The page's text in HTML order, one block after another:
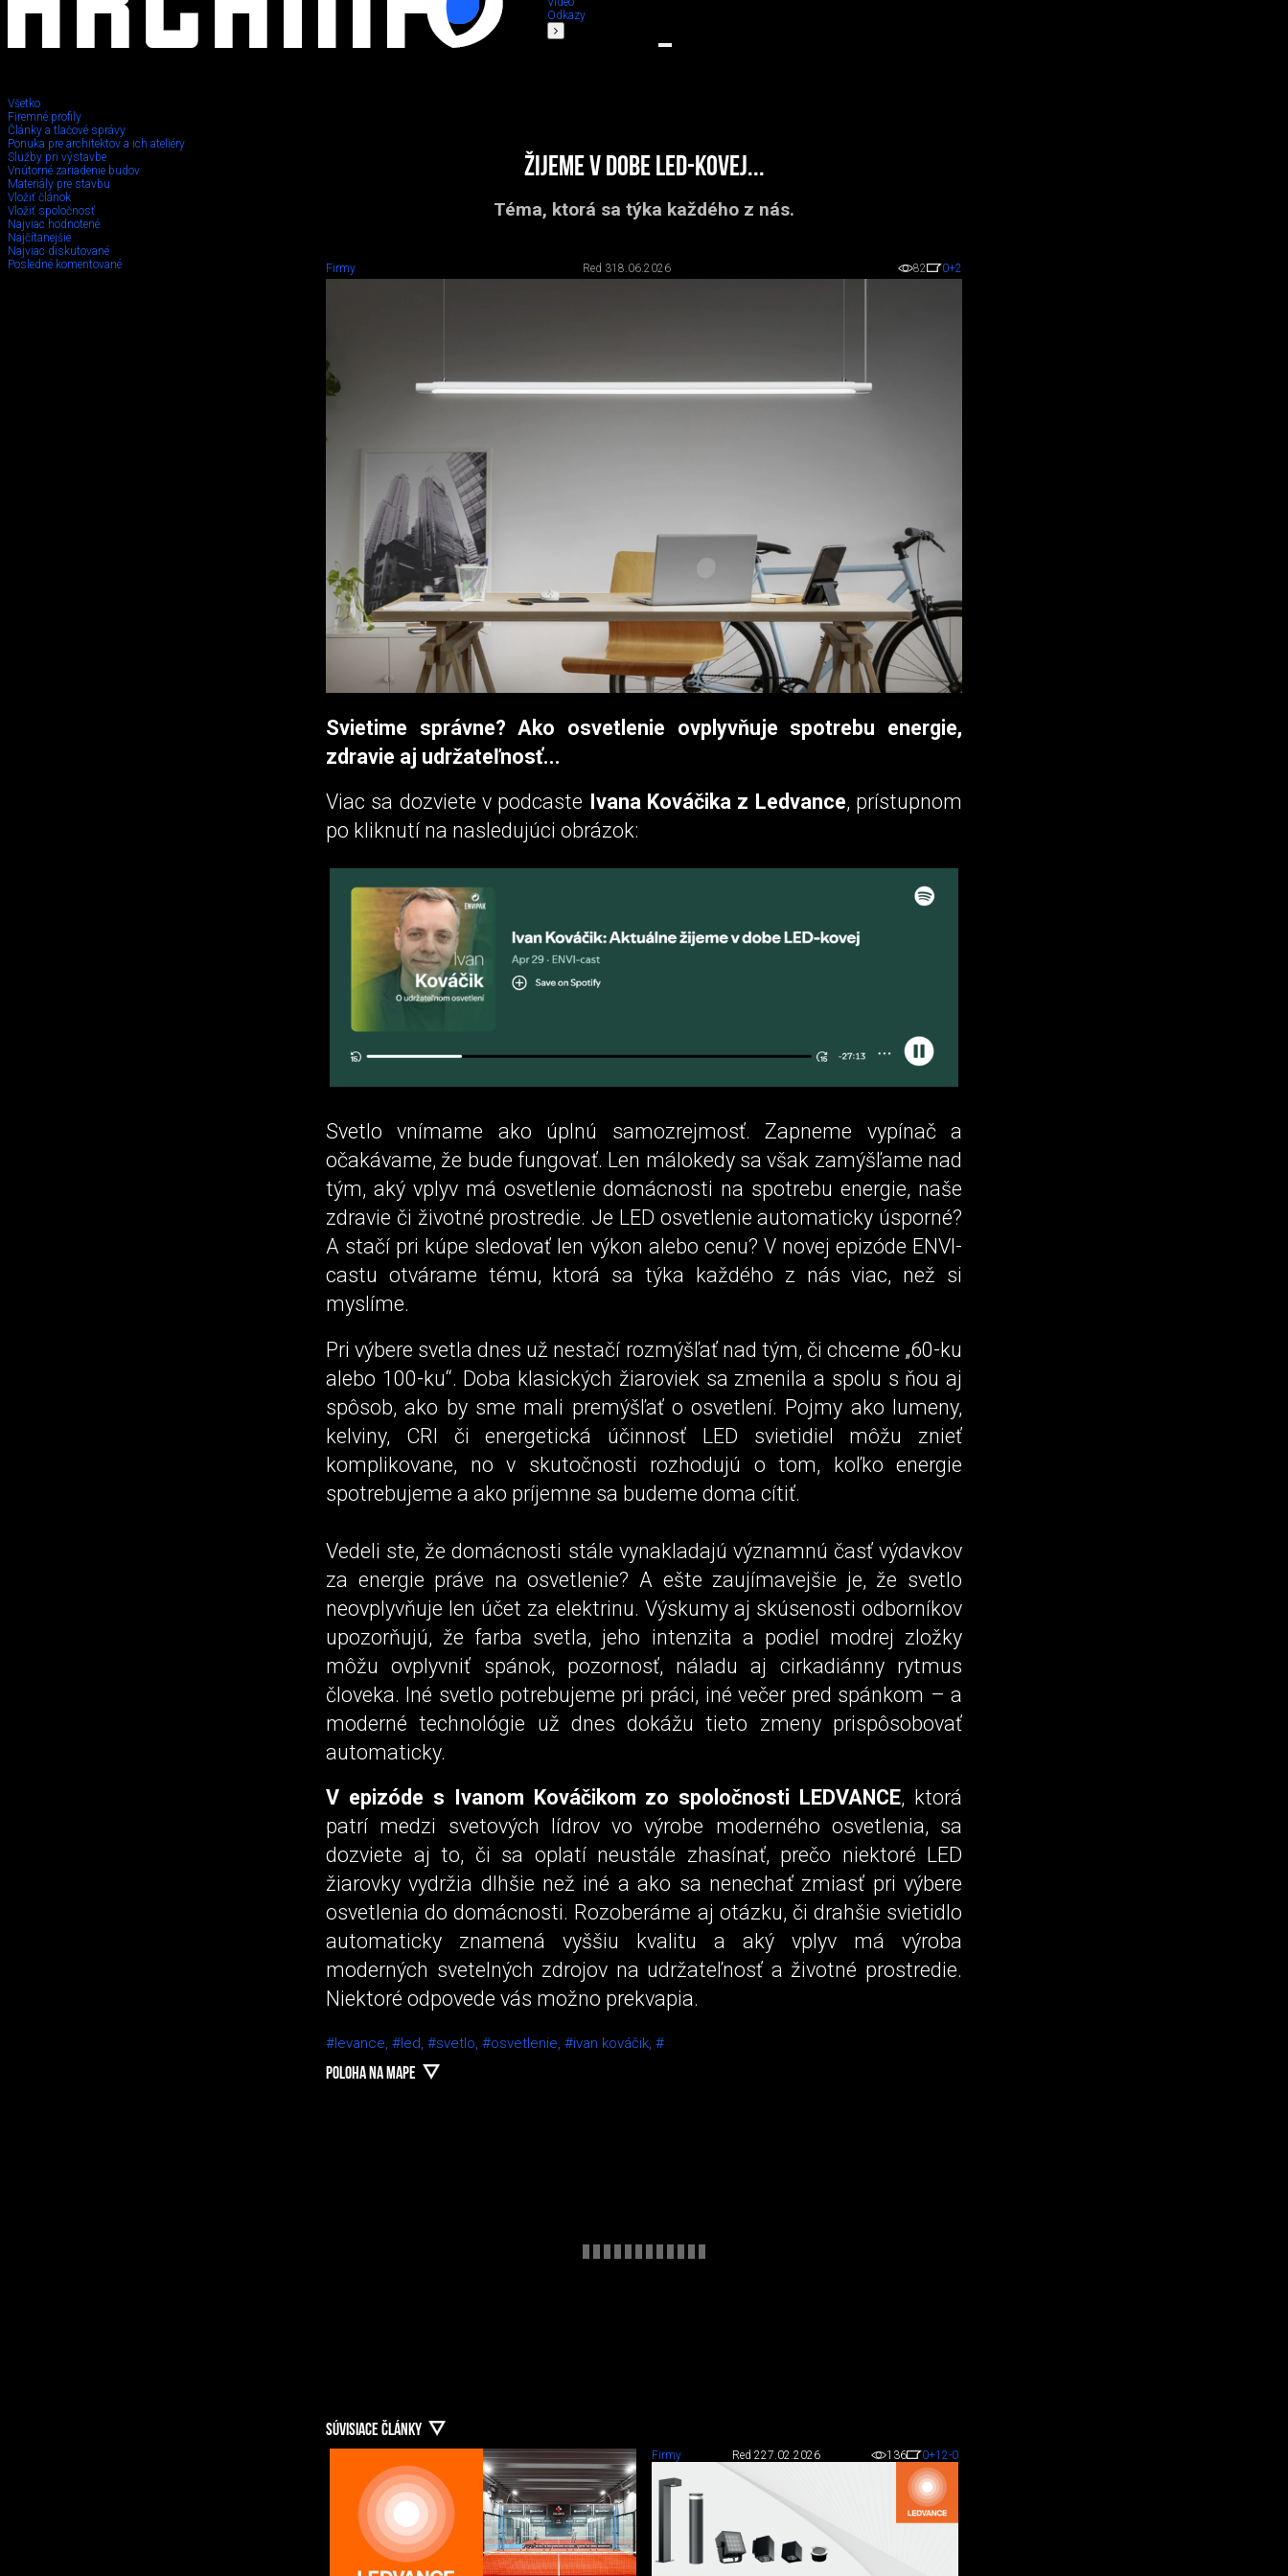
Odkazy
Všetko
Firemné profily
Články a tlačové správy
Ponuka pre architektov a ich ateliéry
Služby pri výstavbe
Vnútorné zariadenie budov
Materiály pre stavbu
Vložiť článok
Vložiť spoločnosť
Najviac hodnotené
Najčítanejšie
Najviac diskutované
Posledné komentované
Žijeme v dobe LED-kovej...
Téma, ktorá sa týka každého z nás.
Firmy Red 318.06.2026 82 0+2
Svietime správne? Ako osvetlenie ovplyvňuje spotrebu energie,
zdravie aj udržateľnosť...
Viac sa dozviete v podcaste Ivana Kováčika z Ledvance, prístupnom
po kliknutí na nasledujúci obrázok:
Svetlo vnímame ako úplnú samozrejmosť. Zapneme vypínač a
očakávame, že bude fungovať. Len málokedy sa však zamýšľame nad
tým, aký vplyv má osvetlenie domácnosti na spotrebu energie, naše
zdravie či životné prostredie. Je LED osvetlenie automaticky úsporné?
A stačí pri kúpe sledovať len výkon alebo cenu? V novej epizóde ENVI-
castu otvárame tému, ktorá sa týka každého z nás viac, než si
myslíme.
Pri výbere svetla dnes už nestačí rozmýšľať nad tým, či chceme „60-ku
alebo 100-ku“. Doba klasických žiaroviek sa zmenila a spolu s ňou aj
spôsob, ako by sme mali premýšľať o osvetlení. Pojmy ako lumeny,
kelviny, CRI či energetická účinnosť LED svietidiel môžu znieť
komplikovane, no v skutočnosti rozhodujú o tom, koľko energie
spotrebujeme a ako príjemne sa budeme doma cítiť.
Vedeli ste, že domácnosti stále vynakladajú významnú časť výdavkov
za energie práve na osvetlenie? A ešte zaujímavejšie je, že svetlo
neovplyvňuje len účet za elektrinu. Výskumy aj skúsenosti odborníkov
upozorňujú, že farba svetla, jeho intenzita a podiel modrej zložky
môžu ovplyvniť spánok, pozornosť, náladu aj cirkadiánny rytmus
človeka. Iné svetlo potrebujeme pri práci, iné večer pred spánkom – a
moderné technológie už dnes dokážu tieto zmeny prispôsobovať
automaticky.
V epizóde s Ivanom Kováčikom zo spoločnosti LEDVANCE, ktorá
patrí medzi svetových lídrov vo výrobe moderného osvetlenia, sa
dozviete aj to, či sa oplatí neustále zhasínať, prečo niektoré LED
žiarovky vydržia dlhšie než iné a ako sa nenechať zmiasť pri výbere
osvetlenia do domácnosti. Rozoberáme aj otázku, či drahšie svietidlo
automaticky znamená vyššiu kvalitu a aký vplyv má výroba
moderných svetelných zdrojov na udržateľnosť a životné prostredie.
Niektoré odpovede vás možno prekvapia.
#levance, #led, #svetlo, #osvetlenie, #ivan kováčik, #
POLOHA NA MAPE
SÚVISIACE ČLÁNKY
Firmy Red 227.02.2026 136 0+12-0